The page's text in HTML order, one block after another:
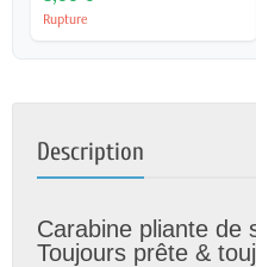
Rupture
Description
Carabine pliante de
Toujours prête &